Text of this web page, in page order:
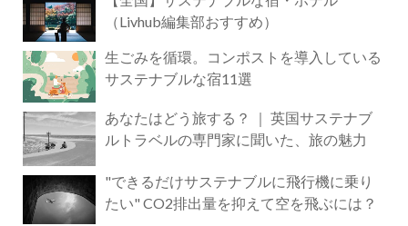
（Livhub編集部おすすめ）
生ごみを循環。コンポストを導入している
サステナブルな宿11選
あなたはどう旅する？ ｜ 英国サステナブ
ルトラベルの専門家に聞いた、旅の魅力
"できるだけサステナブルに飛行機に乗り
たい" CO2排出量を抑えて空を飛ぶには？